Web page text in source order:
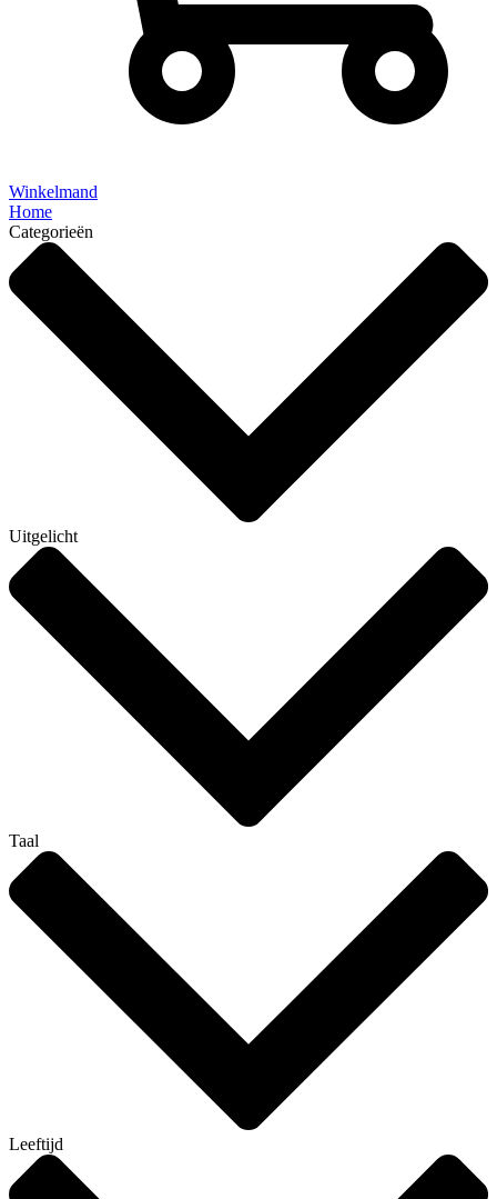
Winkelmand
Home
Categorieën
Uitgelicht
Taal
Leeftijd